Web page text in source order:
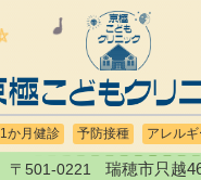
1か月健診 予防接種 アレル
〒501-0221 瑞穂市只越